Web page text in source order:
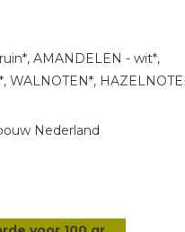
AMANDELEN - wit*,
WALNOTEN*,
Nederland